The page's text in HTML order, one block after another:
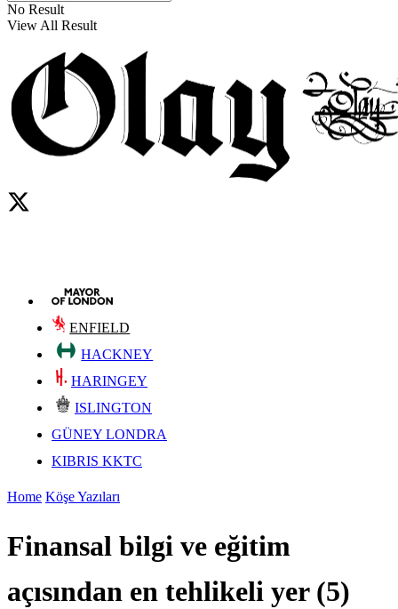
No Result
View All Result
ENFIELD
HACKNEY
HARINGEY
ISLINGTON
GÜNEY LONDRA
KIBRIS KKTC
Home Köşe Yazıları
Finansal bilgi ve eğitim
açısından en tehlikeli yer (5)